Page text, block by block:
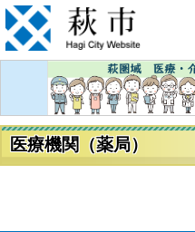
医療機関（薬局）